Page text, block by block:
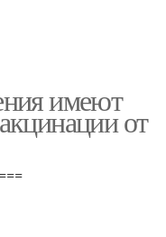
имеют
от